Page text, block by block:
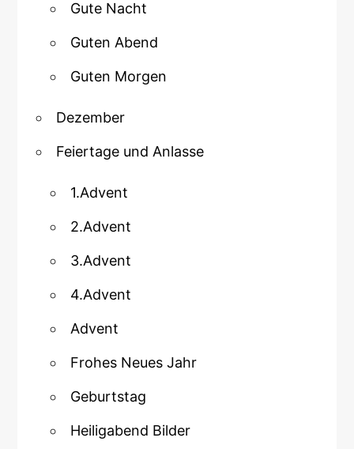
Gute Nacht
Guten Abend
Guten Morgen
Dezember
Feiertage und Anlasse
1.Advent
2.Advent
3.Advent
4.Advent
Advent
Frohes Neues Jahr
Geburtstag
Heiligabend Bilder